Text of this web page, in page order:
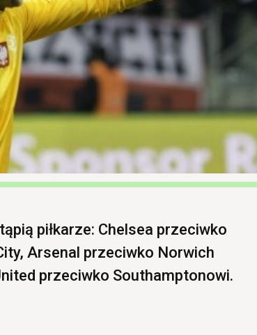
piłkarze: Chelsea przeciwko
Arsenal przeciwko Norwich
przeciwko Southamptonowi.